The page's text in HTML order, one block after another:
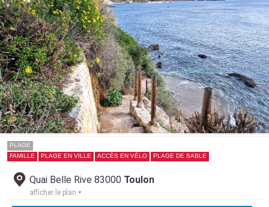
PLAGE
FAMILLE
PLAGE EN VILLE ACCÈS EN VÉLO PLAGE DE SABLE
Quai Belle Rive 83000 Toulon
afficher le plan